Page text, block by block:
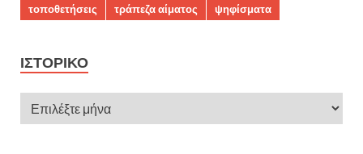
τοποθετήσεις
τράπεζα αίματος ψηφίσματα
ΙΣΤΟΡΙΚΌ